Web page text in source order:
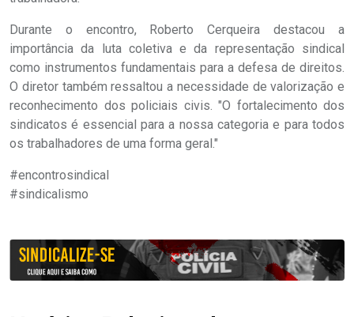
Durante o encontro, Roberto Cerqueira destacou a
importância da luta coletiva e da representação sindical
como instrumentos fundamentais para a defesa de direitos.
O diretor também ressaltou a necessidade de valorização e
reconhecimento dos policiais civis. "O fortalecimento dos
sindicatos é essencial para a nossa categoria e para todos
os trabalhadores de uma forma geral."
#encontrosindical
#sindicalismo